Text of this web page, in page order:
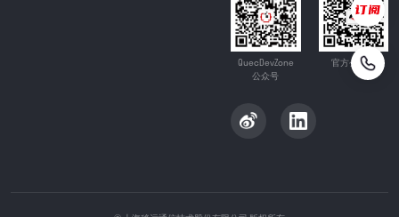
QuecDevZone
公众号
官方公众号